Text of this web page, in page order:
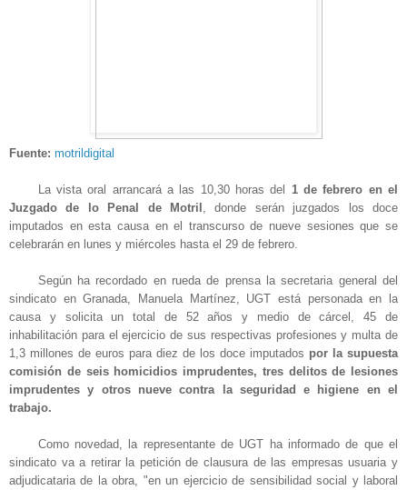
Fuente: motrildigital
La vista oral arrancará a las 10,30 horas del 1 de febrero en el
Juzgado de lo Penal de Motril
, donde serán juzgados los doce
imputados en esta causa en el transcurso de nueve sesiones que se
celebrarán en lunes y miércoles hasta el 29 de febrero.
Según ha recordado en rueda de prensa la secretaria general del
sindicato en Granada, Manuela Martínez, UGT está personada en la
causa y solicita un total de 52 años y medio de cárcel, 45 de
inhabilitación para el ejercicio de sus respectivas profesiones y multa de
1,3 millones de euros para diez de los doce imputados por la supuesta
comisión de seis homicidios imprudentes, tres delitos de lesiones
imprudentes y otros nueve contra la seguridad e higiene en el
trabajo.
Como novedad, la representante de UGT ha informado de que el
sindicato va a retirar la petición de clausura de las empresas usuaria y
adjudicataria de la obra, "en un ejercicio de sensibilidad social y laboral